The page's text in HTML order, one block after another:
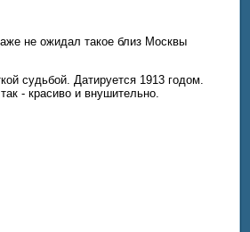
не ожидал такое близ Москвы
судьбой. Датируется 1913 годом.
- красиво и внушительно.